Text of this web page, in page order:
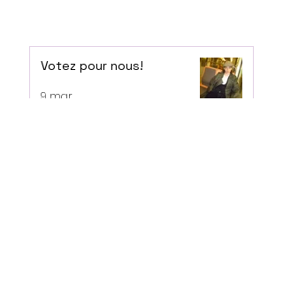
Votez pour nous!
9 mar